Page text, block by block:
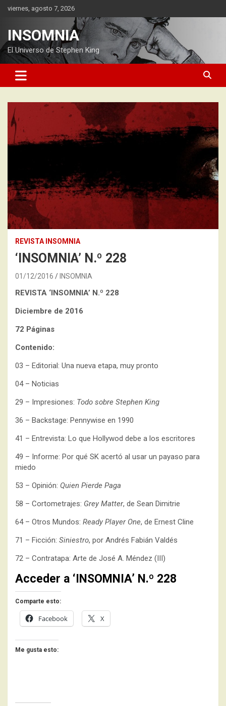
Saltarviernes, agosto 7, 2026
INSOMNIA
El Universo de Stephen King
REVISTA INSOMNIA
‘INSOMNIA’ N.º 228
01/12/2016 INSOMNIA
REVISTA ‘INSOMNIA’ N.º 228
Diciembre de 2016
72 Páginas
Contenido:
03 – Editorial: Una nueva etapa, muy pronto
04 – Noticias
29 – Impresiones: Todo sobre Stephen King
36 – Backstage: Pennywise en 1990
41 – Entrevista: Lo que Hollywod debe a los escritores
49 – Informe: Por qué SK acertó al usar un payaso para
miedo
53 – Opinión: Quien Pierde Paga
58 – Cortometrajes: Grey Matter, de Sean Dimitrie
64 – Otros Mundos: Ready Player One, de Ernest Cline
71 – Ficción: Siniestro, por Andrés Fabián Valdés
72 – Contratapa: Arte de José A. Méndez (III)
Acceder a ‘INSOMNIA’ N.º 228
Comparte esto:
Facebook X
Me gusta esto: